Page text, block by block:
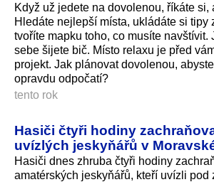
Když už jedete na dovolenou, říkáte si,
Hledáte nejlepší místa, ukládáte si tipy
tvoříte mapku toho, co musíte navštívit.
sebe šijete bič. Místo relaxu je před
projekt. Jak plánovat dovolenou,
opravdu odpočatí?
tento rok
Hasiči čtyři hodiny
uvízlých jeskyňářů v
Hasiči dnes zhruba čtyři hodiny
amatérských jeskyňářů, kteří uvízli pod